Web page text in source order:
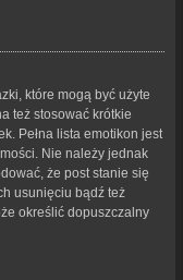
które mogą być użyte
też stosować krótkie
Pełna lista emotikon jest
Nie należy jednak
że post stanie się
usunięciu bądź też
określić dopuszczalny